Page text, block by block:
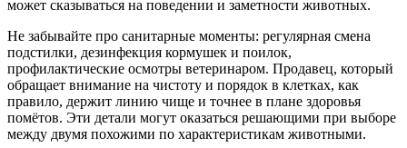
может сказываться на поведении и заметности животных.
Не забывайте про санитарные моменты: регулярная смена
подстилки, дезинфекция кормушек и поилок,
профилактические осмотры ветеринаром. Продавец, который
обращает внимание на чистоту и порядок в клетках, как
правило, держит линию чище и точнее в плане здоровья
помётов. Эти детали могут оказаться решающими при выборе
между двумя похожими по характеристикам животными.